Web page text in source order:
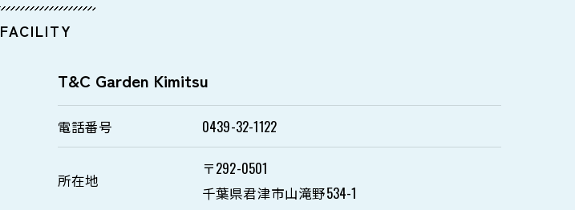
FACILITY
T&C Garden Kimitsu
電話番号 0439-32-1122
所在地
〒292-0501
千葉県君津市山滝野534-1